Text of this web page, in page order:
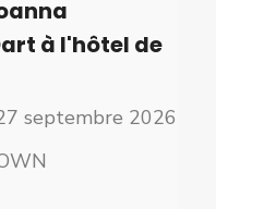
à l'hôtel de
septembre 2026